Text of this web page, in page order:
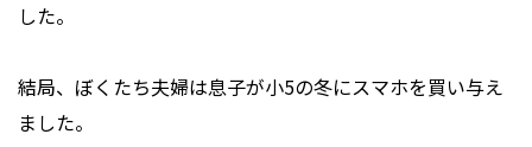
した。
結局、ぼくたち夫婦は息子が小5の冬にスマホを買い与え
ました。